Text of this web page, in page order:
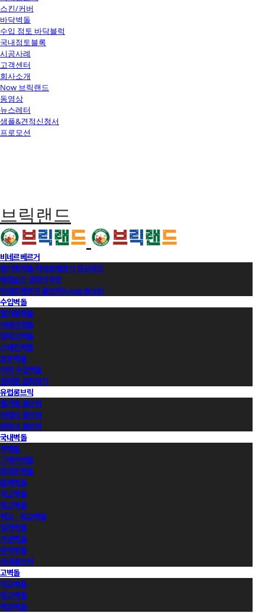
스킨/커버
바닥벽돌
수입 점토 바닥블럭
국내점토블록
시공사례
고객센터
회사소개
Now 브릭랜드
동영상
뉴스레터
샘플&견적신청서
프로모션
브릭랜드
비네르베르거
벨기에벽돌 비네르베르거 정규라인
에겐순드 덴마크라인
비네르베르거 롱브릭(Long Brick)
수입벽돌
벨기에벽돌
이태리벽돌
덴마크벽돌
스페인벽돌
호주벽돌
이외 수입벽돌
컬러별 살펴보기
유럽롱브릭
벨기에 롱브릭
이태리 롱브릭
덴마크 롱브릭
국내벽돌
적벽돌
그레이벽돌
화이트벽돌
블랙벽돌
적고벽돌
청고벽돌
백고ㆍ회고벽돌
컬러벽돌
가공벽돌
유약벽돌
국내롱브릭
고벽돌
적고벽돌
청고벽돌
백고벽돌